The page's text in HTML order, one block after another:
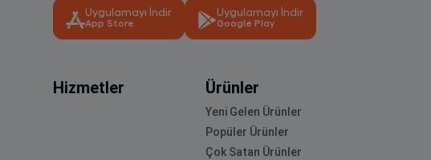
Uygulamayı İndir
App Store
Uygulamayı İndir
Google Play
Hizmetler Ürünler
Yeni Gelen Ürünler
Popüler Ürünler
Çok Satan Ürünler